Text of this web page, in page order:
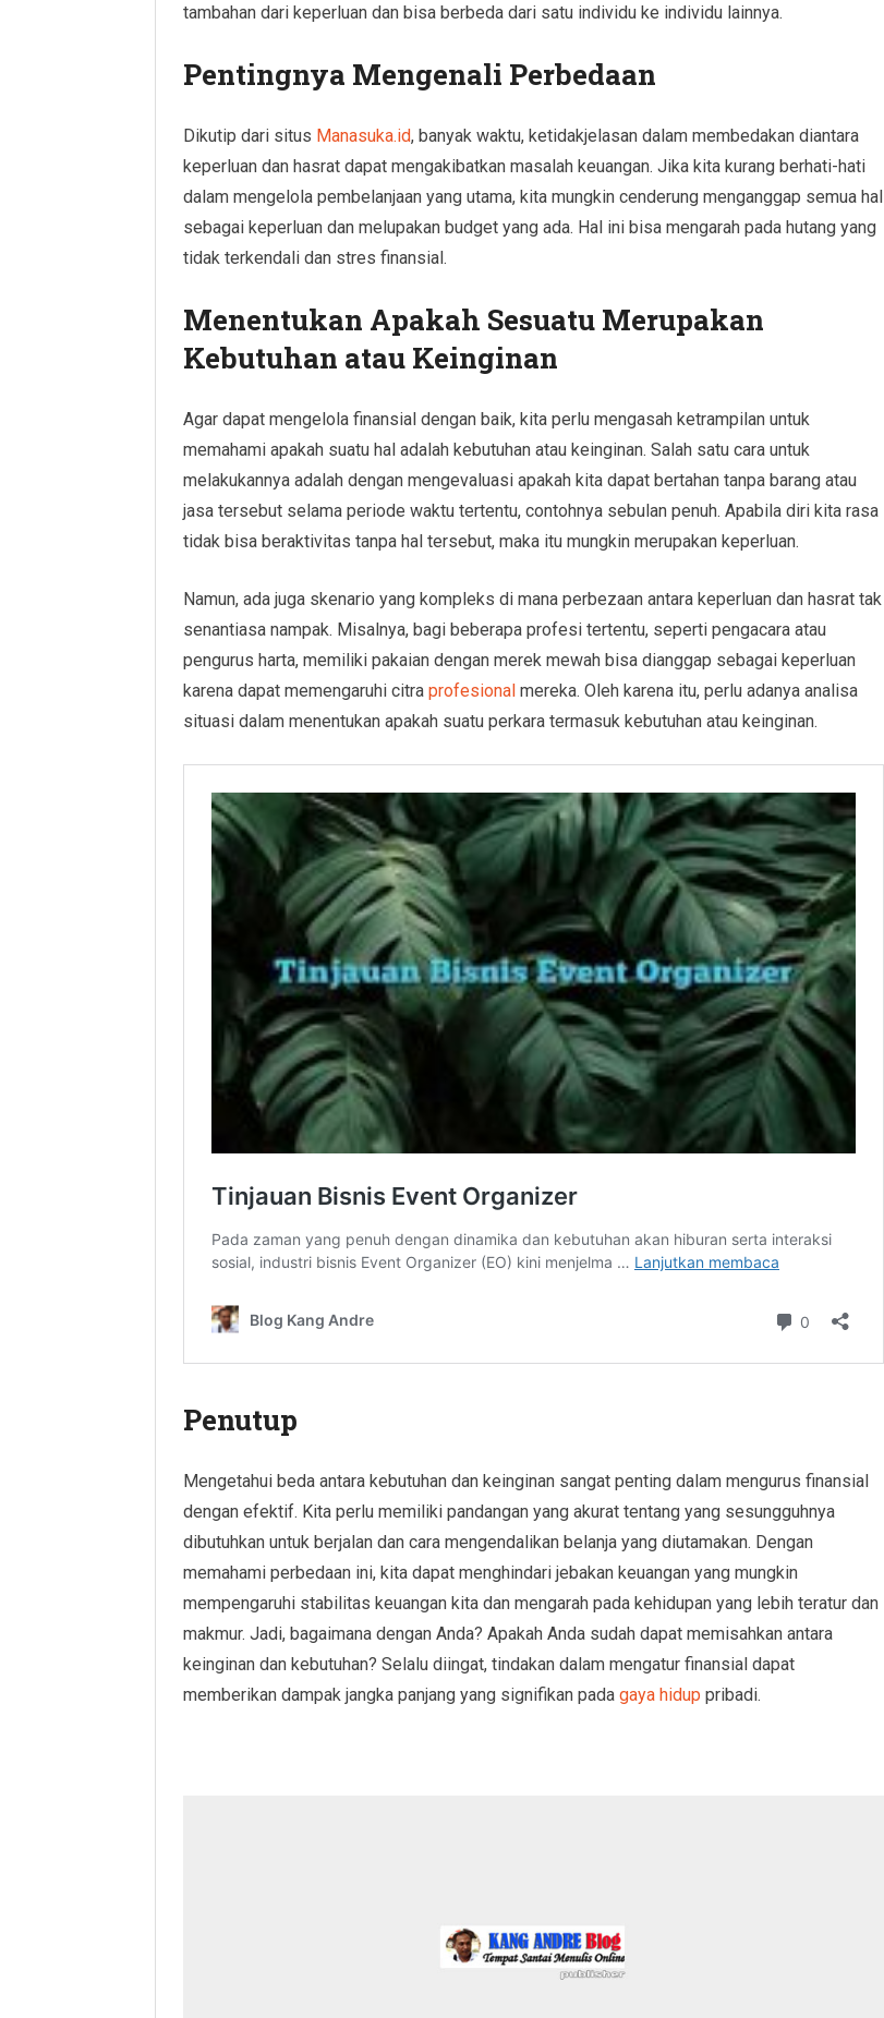
tambahan dari keperluan dan bisa berbeda dari satu individu ke individu lainnya.
Pentingnya Mengenali Perbedaan
Dikutip dari situs Manasuka.id, banyak waktu, ketidakjelasan dalam membedakan diantara
keperluan dan hasrat dapat mengakibatkan masalah keuangan. Jika kita kurang berhati-hati
dalam mengelola pembelanjaan yang utama, kita mungkin cenderung menganggap semua hal
sebagai keperluan dan melupakan budget yang ada. Hal ini bisa mengarah pada hutang yang
tidak terkendali dan stres finansial.
Menentukan Apakah Sesuatu Merupakan
Kebutuhan atau Keinginan
Agar dapat mengelola finansial dengan baik, kita perlu mengasah ketrampilan untuk
memahami apakah suatu hal adalah kebutuhan atau keinginan. Salah satu cara untuk
melakukannya adalah dengan mengevaluasi apakah kita dapat bertahan tanpa barang atau
jasa tersebut selama periode waktu tertentu, contohnya sebulan penuh. Apabila diri kita rasa
tidak bisa beraktivitas tanpa hal tersebut, maka itu mungkin merupakan keperluan.
Namun, ada juga skenario yang kompleks di mana perbezaan antara keperluan dan hasrat tak
senantiasa nampak. Misalnya, bagi beberapa profesi tertentu, seperti pengacara atau
pengurus harta, memiliki pakaian dengan merek mewah bisa dianggap sebagai keperluan
karena dapat memengaruhi citra profesional mereka. Oleh karena itu, perlu adanya analisa
situasi dalam menentukan apakah suatu perkara termasuk kebutuhan atau keinginan.
Penutup
Mengetahui beda antara kebutuhan dan keinginan sangat penting dalam mengurus finansial
dengan efektif. Kita perlu memiliki pandangan yang akurat tentang yang sesungguhnya
dibutuhkan untuk berjalan dan cara mengendalikan belanja yang diutamakan. Dengan
memahami perbedaan ini, kita dapat menghindari jebakan keuangan yang mungkin
mempengaruhi stabilitas keuangan kita dan mengarah pada kehidupan yang lebih teratur dan
makmur. Jadi, bagaimana dengan Anda? Apakah Anda sudah dapat memisahkan antara
keinginan dan kebutuhan? Selalu diingat, tindakan dalam mengatur finansial dapat
memberikan dampak jangka panjang yang signifikan pada gaya hidup pribadi.